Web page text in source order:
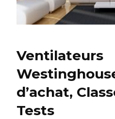
Ventilateurs
d’achat,
Tests